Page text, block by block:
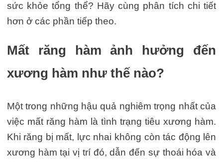
sức khỏe tổng thể? Hãy cùng phân tích chi tiết
hơn ở các phần tiếp theo.
Mất răng hàm ảnh hưởng đến
xương hàm như thế nào?
Một trong những hậu quả nghiêm trọng nhất của
việc mất răng hàm là tình trạng tiêu xương hàm.
Khi răng bị mất, lực nhai không còn tác động lên
xương hàm tại vị trí đó, dẫn đến sự thoái hóa và